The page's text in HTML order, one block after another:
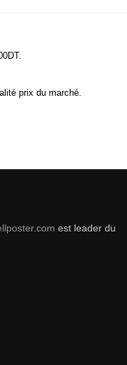
prix du marché.
est leader du